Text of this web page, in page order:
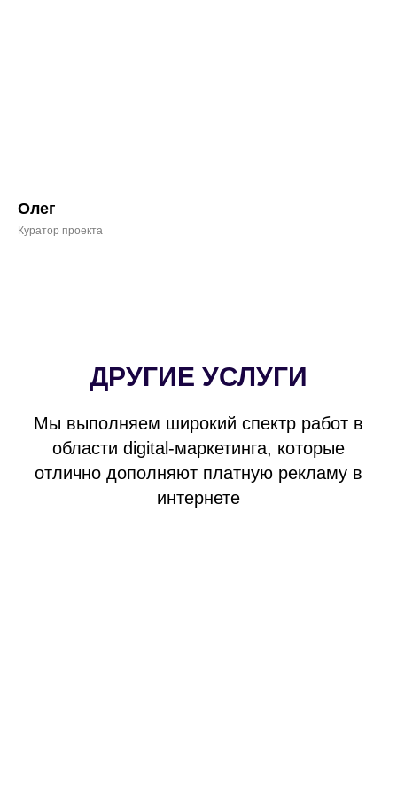
Олег
Куратор проекта
ДРУГИЕ УСЛУГИ
Мы выполняем широкий спектр работ в
области digital-маркетинга, которые
отлично дополняют платную рекламу в
интернете